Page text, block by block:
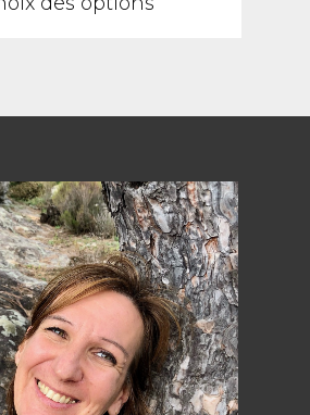
options
peuvent
être
choisies
sur
la